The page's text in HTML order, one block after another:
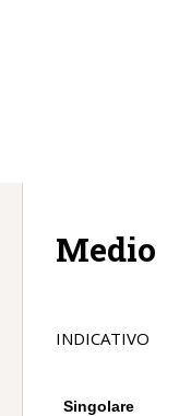
Medio
INDICATIVO
Singolare